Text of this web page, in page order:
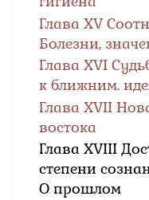
Глава XV
Болезни,
Глава XVI
к ближним.
Глава XVII
востока
Глава XVIII
степени
О прошлом